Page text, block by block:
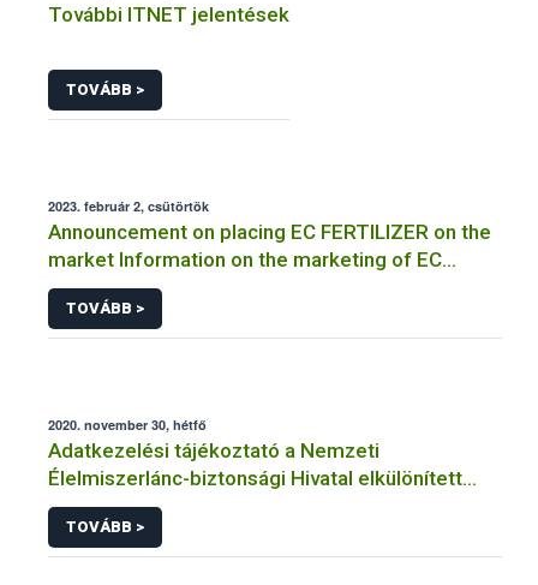
További ITNET jelentések
TOVÁBB >
2023. február 2, csütörtök
Announcement on placing EC FERTILIZER on the
market Information on the marketing of EC
FERTILIZER and the application for a certificate
TOVÁBB >
2020. november 30, hétfő
Adatkezelési tájékoztató a Nemzeti
Élelmiszerlánc-biztonsági Hivatal elkülönített
visszaélés-bejelentési rendszerhez kapcsolódó
adatkezeléséhez
TOVÁBB >